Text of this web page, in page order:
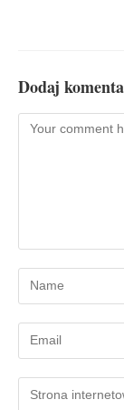
Dodaj